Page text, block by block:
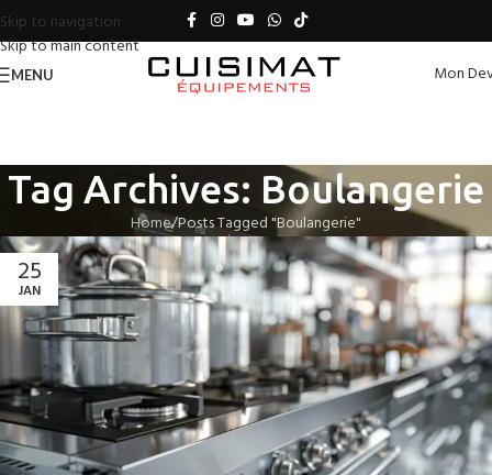
Skip to navigation
Skip to main content
MENU Mon
Tag Archives: Boulangerie
Home Posts Tagged "Boulangerie"
25
JAN